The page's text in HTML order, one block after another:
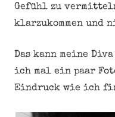
Gefühl zu
klarzukommen und
Das kann meine
ich mal ein paar
Eindruck wie ich